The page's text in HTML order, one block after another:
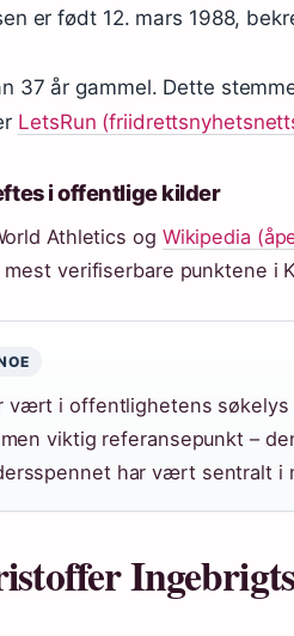
er født 12. mars 1988,
37 år gammel. Dette
LetsRun
i offentlige kilder
Athletics og Wikipedia
verifiserbare punktene i
vært i offentlighetens
viktig referansepunkt –
har vært sentralt i